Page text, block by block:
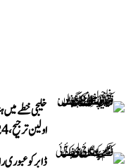
خلیجی خطے
اولین ترجیح، 24 گھنٹے ہیلپ لائن فعال: وزارتِ خارجہ
ڈابر کو